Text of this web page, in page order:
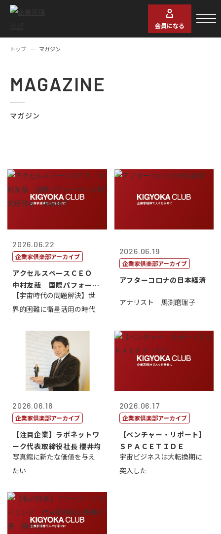
会員になる
トップ マガジン
MAGAZINE
マガジン
2026.06.22
企業家倶楽部アーカイブ
アクセルスペースＣＥＯ
中村友哉 国際パフォーマ
ンス研究所代...
【宇宙時代の問題解決】世
界的困難に衛星活用の時代
2026.06.19
企業家倶楽部アーカイブ
アフターコロナの日本経済
アナリスト 馬渕磨理子
2026.06.18
企業家倶楽部アーカイブ
【注目企業】ラボネットワ
ーク代表取締役社長 櫻井均
写真館に新たな価値を与え
たい
2026.06.17
企業家倶楽部アーカイブ
【ベンチャー・リポート】
ＳＰＡＣＥＴＩＤＥ
宇宙ビジネスは大転換期に
突入した